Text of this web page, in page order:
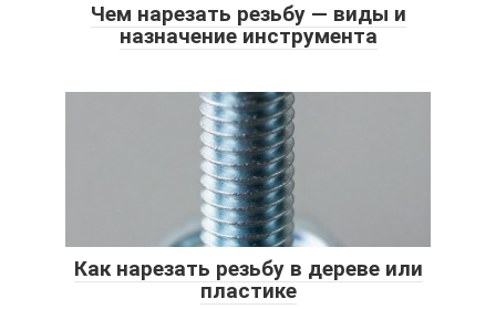
Чем нарезать резьбу — виды и
назначение инструмента
Как нарезать резьбу в дереве или
пластике